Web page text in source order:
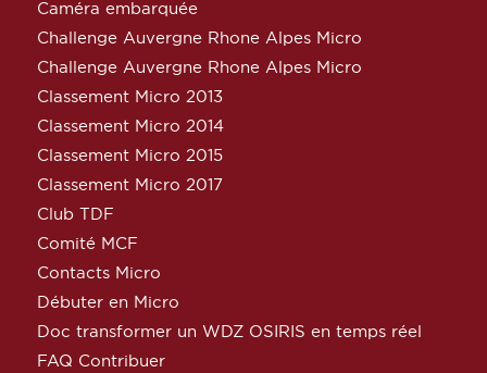
Caméra embarquée
Challenge Auvergne Rhone Alpes Micro
Challenge Auvergne Rhone Alpes Micro
Classement Micro 2013
Classement Micro 2014
Classement Micro 2015
Classement Micro 2017
Club TDF
Comité MCF
Contacts Micro
Débuter en Micro
Doc transformer un WDZ OSIRIS en temps réel
FAQ Contribuer